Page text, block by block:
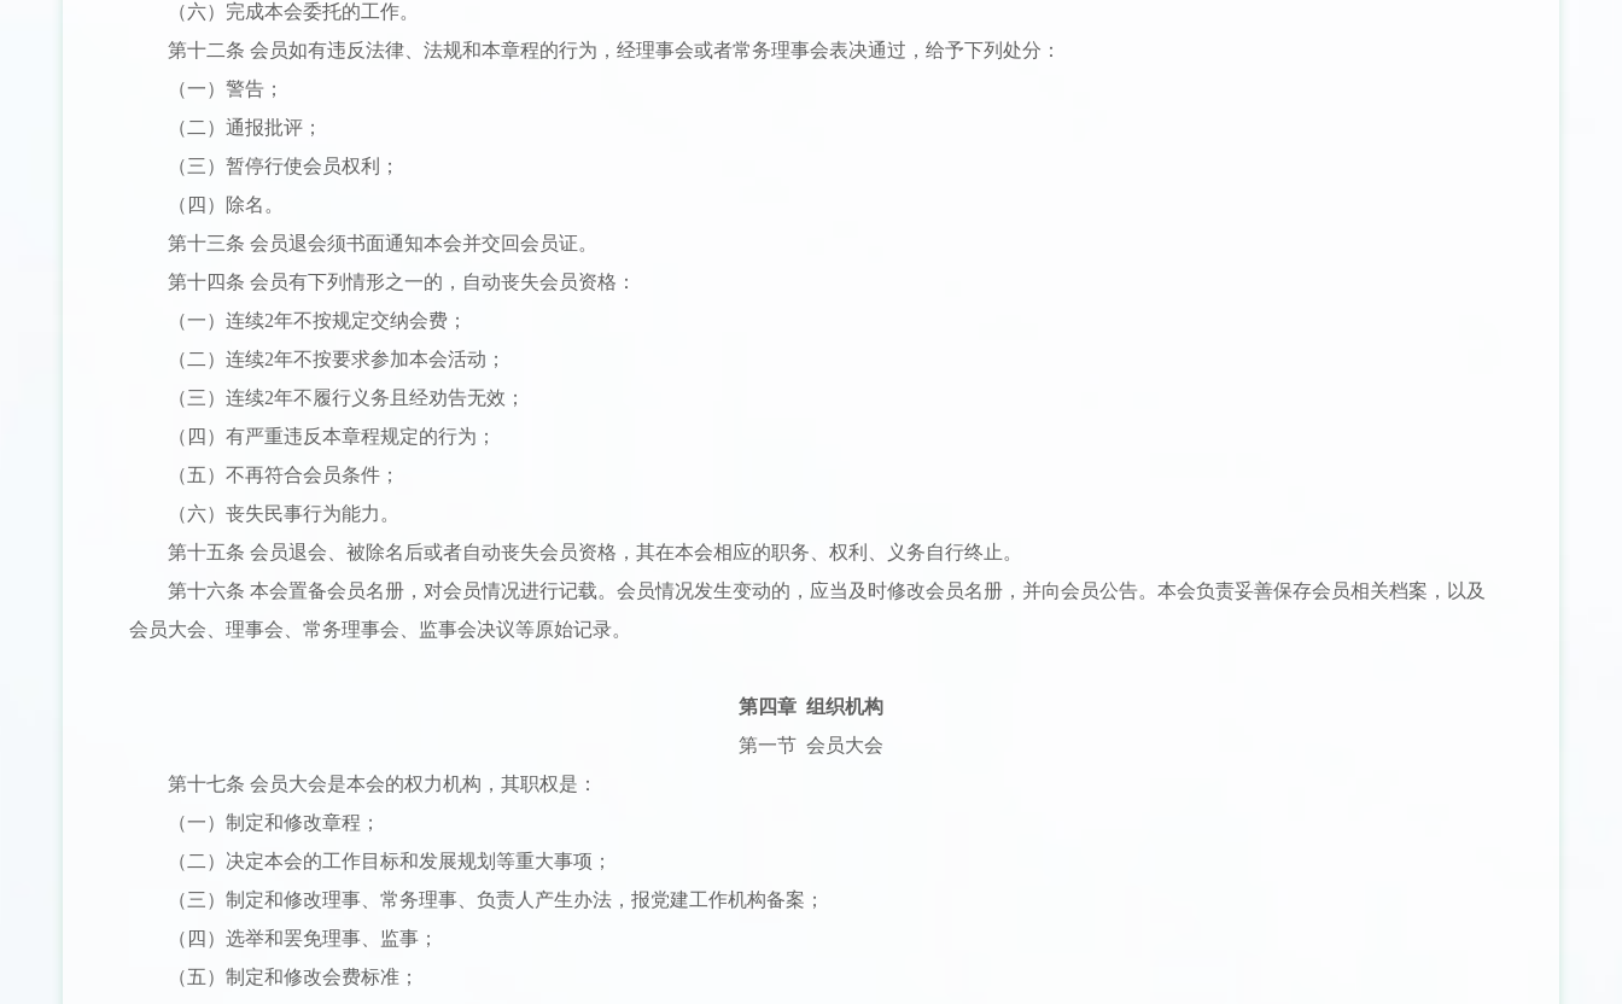
（六）完成本会委托的工作。
第十二条 会员如有违反法律、法规和本章程的行为，经理事会或者常务理事会表决通过，给予下列处分：
（一）警告；
（二）通报批评；
（三）暂停行使会员权利；
（四）除名。
第十三条 会员退会须书面通知本会并交回会员证。
第十四条 会员有下列情形之一的，自动丧失会员资格：
（一）连续2年不按规定交纳会费；
（二）连续2年不按要求参加本会活动；
（三）连续2年不履行义务且经劝告无效；
（四）有严重违反本章程规定的行为；
（五）不再符合会员条件；
（六）丧失民事行为能力。
第十五条 会员退会、被除名后或者自动丧失会员资格，其在本会相应的职务、权利、义务自行终止。
第十六条 本会置备会员名册，对会员情况进行记载。会员情况发生变动的，应当及时修改会员名册，并向会员公告。本会负责妥善保存会员相关档案，以及
会员大会、理事会、常务理事会、监事会决议等原始记录。
第四章 组织机构
第一节 会员大会
第十七条 会员大会是本会的权力机构，其职权是：
（一）制定和修改章程；
（二）决定本会的工作目标和发展规划等重大事项；
（三）制定和修改理事、常务理事、负责人产生办法，报党建工作机构备案；
（四）选举和罢免理事、监事；
（五）制定和修改会费标准；